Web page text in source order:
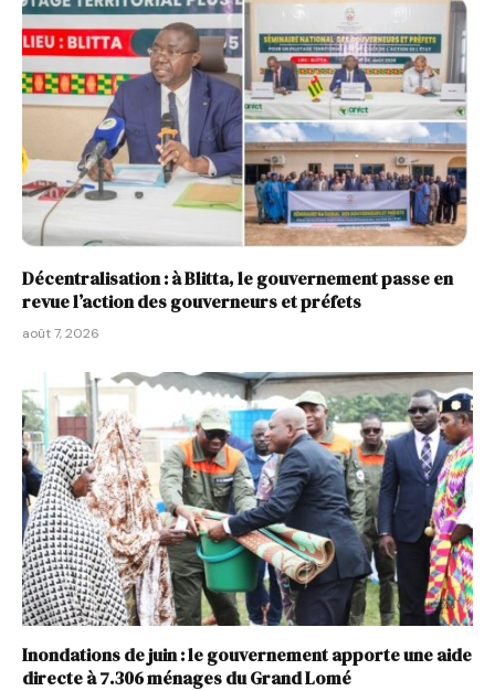
Décentralisation : à Blitta, le gouvernement passe en
revue l’action des gouverneurs et préfets
août 7, 2026
Inondations de juin : le gouvernement apporte une aide
directe à 7.306 ménages du Grand Lomé